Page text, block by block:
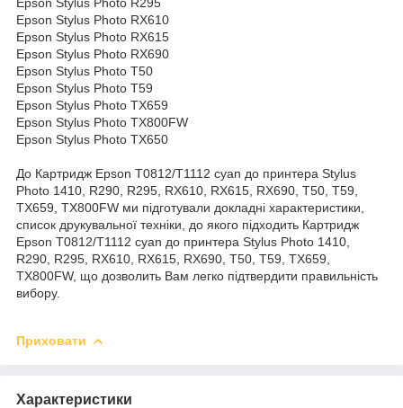
Epson Stylus Photo RX610
Epson Stylus Photo RX615
Epson Stylus Photo RX690
Epson Stylus Photo T50
Epson Stylus Photo T59
Epson Stylus Photo TX659
Epson Stylus Photo TX800FW
Epson Stylus Photo TX650
До Картридж Epson T0812/T1112 cyan до принтера Stylus
Photo 1410, R290, R295, RX610, RX615, RX690, T50, T59,
TX659, TX800FW ми підготували докладні характеристики,
список друкувальної техніки, до якого підходить Картридж
Epson T0812/T1112 cyan до принтера Stylus Photo 1410,
R290, R295, RX610, RX615, RX690, T50, T59, TX659,
TX800FW, що дозволить Вам легко підтвердити правильність
вибору.
Приховати
Характеристики